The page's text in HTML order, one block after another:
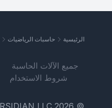
الرئيسية حاسبات الرياضيات
جميع الآلات الحاسبة
شروط الاستخدام